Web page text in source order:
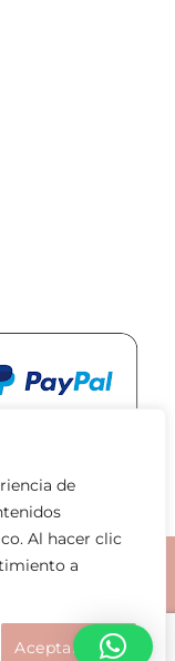
de
Al hacer clic
a
Aceptar todo
de Cookies